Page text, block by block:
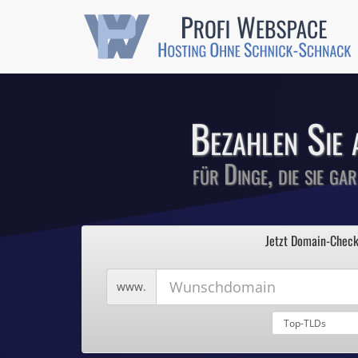
Günstige
Comodo-
Bezahlen
für Dinge, die sie
Profi
Hosting ohne
Domains für
2
3
5
Jetzt Domain-
Wunschdomain
www.